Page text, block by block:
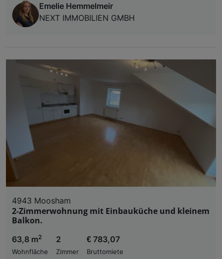
Emelie Hemmelmeir
NEXT IMMOBILIEN GMBH
4943 Moosham
2-Zimmerwohnung mit Einbauküche und kleinem
Balkon.
63,8 m2
Wohnfläche
2
Zimmer
€ 783,07
Bruttomiete